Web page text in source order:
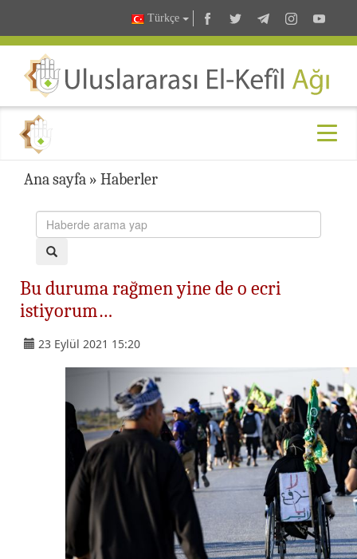
Türkçe
Ana sayfa » Haberler
Bu duruma rağmen yine de o ecri
istiyorum…
23 Eylül 2021 15:20